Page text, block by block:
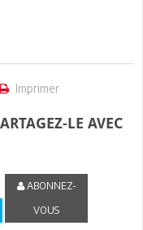
Imprimer
LE AVEC
ABONNEZ-
VOUS